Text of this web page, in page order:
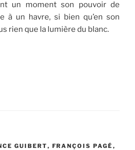
un moment son pouvoir de
à un havre, si bien qu’en son
rien que la lumière du blanc.
GUIBERT, FRANÇOIS PAGÉ ,